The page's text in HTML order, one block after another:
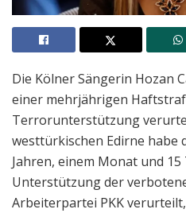
Die Kölner Sängerin Hozan
einer mehrjährigen
Terrorunterstützung
westtürkischen Edirne habe
Jahren, einem Monat und
Unterstützung der
Arbeiterpartei PKK